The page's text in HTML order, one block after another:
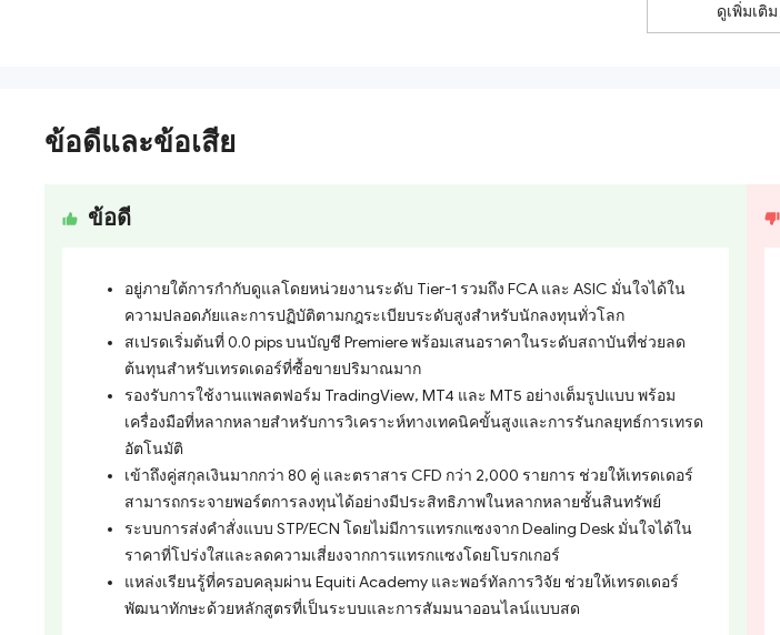
ดูเพิ่มเติม
ข้อดีและข้อเสีย
ข้อดี
อยู่ภายใต้การกำกับดูแลโดยหน่วยงานระดับ Tier-1 รวมถึง FCA และ ASIC มั่นใจได้ใน
ความปลอดภัยและการปฏิบัติตามกฎระเบียบระดับสูงสำหรับนักลงทุนทั่วโลก
สเปรดเริ่มต้นที่ 0.0 pips บนบัญชี Premiere พร้อมเสนอราคาในระดับสถาบันที่ช่วยลด
ต้นทุนสำหรับเทรดเดอร์ที่ซื้อขายปริมาณมาก
รองรับการใช้งานแพลตฟอร์ม TradingView, MT4 และ MT5 อย่างเต็มรูปแบบ พร้อม
เครื่องมือที่หลากหลายสำหรับการวิเคราะห์ทางเทคนิคขั้นสูงและการรันกลยุทธ์การเทรด
อัตโนมัติ
เข้าถึงคู่สกุลเงินมากกว่า 80 คู่ และตราสาร CFD กว่า 2,000 รายการ ช่วยให้เทรดเดอร์
สามารถกระจายพอร์ตการลงทุนได้อย่างมีประสิทธิภาพในหลากหลายชั้นสินทรัพย์
ระบบการส่งคำสั่งแบบ STP/ECN โดยไม่มีการแทรกแซงจาก Dealing Desk มั่นใจได้ใน
ราคาที่โปร่งใสและลดความเสี่ยงจากการแทรกแซงโดยโบรกเกอร์
แหล่งเรียนรู้ที่ครอบคลุมผ่าน Equiti Academy และพอร์ทัลการวิจัย ช่วยให้เทรดเดอร์
พัฒนาทักษะด้วยหลักสูตรที่เป็นระบบและการสัมมนาออนไลน์แบบสด